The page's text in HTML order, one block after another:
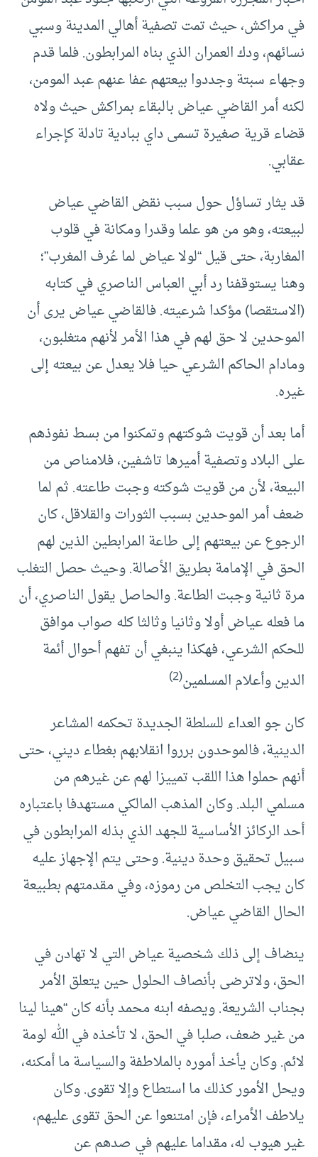
في مراكش، حيث تمت تصفية أهالي المدينة وسبي
نسائهم، ودك العمران الذي بناه المرابطون. فلما قدم
وجهاء سبتة وجددوا بيعتهم عفا عنهم عبد المومن،
لكنه أمر القاضي عياض بالبقاء بمراكش حيث ولاه
قضاء قرية صغيرة تسمى داي ببادية تادلة كإجراء
عقابي.
قد يثار تساؤل حول سبب نقض القاضي عياض
لبيعته، وهو من هو علما وقدرا ومكانة في قلوب
المغاربة، حتى قيل “لولا عياض لما عُرف المغرب”؛
وهنا يستوقفنا رد أبي العباس الناصري في كتابه
(الاستقصا) مؤكدا شرعيته. فالقاضي عياض يرى أن
الموحدين لا حق لهم في هذا الأمر لأنهم متغلبون،
ومادام الحاكم الشرعي حيا فلا يعدل عن بيعته إلى
غيره.
أما بعد أن قويت شوكتهم وتمكنوا من بسط نفوذهم
على البلاد وتصفية أميرها تاشفين، فلامناص من
البيعة، لأن من قويت شوكته وجبت طاعته. ثم لما
ضعف أمر الموحدين بسبب الثورات والقلاقل، كان
الرجوع عن بيعتهم إلى طاعة المرابطين الذين لهم
الحق في الإمامة بطريق الأصالة. وحيث حصل التغلب
مرة ثانية وجبت الطاعة. والحاصل يقول الناصري، أن
ما فعله عياض أولا وثانيا وثالثا كله صواب موافق
للحكم الشرعي، فهكذا ينبغي أن تفهم أحوال أئمة
الدين وأعلام المسلمين(2)
كان جو العداء للسلطة الجديدة تحكمه المشاعر
الدينية، فالموحدون برروا انقلابهم بغطاء ديني، حتى
أنهم حملوا هذا اللقب تمييزا لهم عن غيرهم من
مسلمي البلد. وكان المذهب المالكي مستهدفا باعتباره
أحد الركائز الأساسية للجهد الذي بذله المرابطون في
سبيل تحقيق وحدة دينية. وحتى يتم الإجهاز عليه
كان يجب التخلص من رموزه، وفي مقدمتهم بطبيعة
الحال القاضي عياض.
ينضاف إلى ذلك شخصية عياض التي لا تهادن في
الحق، ولاترضى بأنصاف الحلول حين يتعلق الأمر
بجناب الشريعة. ويصفه ابنه محمد بأنه كان “هينا لينا
من غير ضعف، صلبا في الحق، لا تأخذه في الله لومة
لائم. وكان يأخذ أموره بالملاطفة والسياسة ما أمكنه،
ويحل الأمور كذلك ما استطاع وإلا تقوى. وكان
يلاطف الأمراء، فإن امتنعوا عن الحق تقوى عليهم،
غير هيوب له، مقداما عليهم في صدهم عن